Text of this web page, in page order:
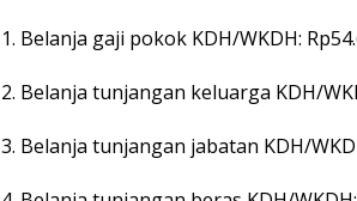
1. Belanja gaji pokok KDH/WKDH:
2. Belanja tunjangan keluarga KDH/
3. Belanja tunjangan jabatan KDH/